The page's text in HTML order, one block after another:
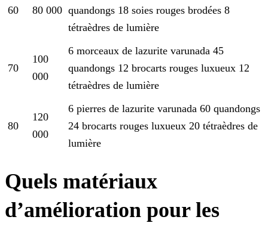
60 80 000 quandongs 18 soies rouges brodées 8
tétraèdres de lumière
70
100
000
6 morceaux de lazurite varunada 45
quandongs 12 brocarts rouges luxueux 12
tétraèdres de lumière
80
120
000
6 pierres de lazurite varunada 60 quandongs
24 brocarts rouges luxueux 20 tétraèdres de
lumière
Quels matériaux
d’amélioration pour les